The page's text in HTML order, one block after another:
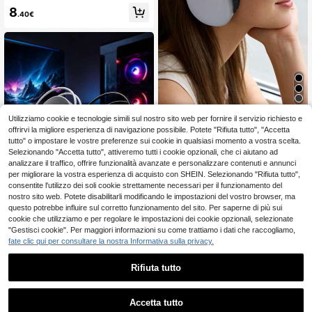
lari in memory foam morbido, cavo i
n nylon, colore alla moda nero/bian
le per un utilizzo prolungato, adatte
per gaming, musica e visione di vid
eo (compatibili con smartphone/lapt
op/console da gioco)
8.40€
AKKHOO Cuffie da gioco con driver
scia regolabile, controllo del volum
e, cuffie da gioco cablate over-ear,
compatibili con PC desktop e lapto
21
AKKHOO Cuffie senza fili, Jelly 5.3,
lunga durata della batteria, cuffie p
er ufficio e musica, cuffie senza fili
da gaming
23 left
15 .15€
1
Utilizziamo cookie e tecnologie simili sul nostro sito web per fornire il servizio richiesto e
offrirvi la migliore esperienza di navigazione possibile. Potete "Rifiuta tutto", "Accetta
tutto" o impostare le vostre preferenze sui cookie in qualsiasi momento a vostra scelta.
Selezionando "Accetta tutto", attiveremo tutti i cookie opzionali, che ci aiutano ad
analizzare il traffico, offrire funzionalità avanzate e personalizzare contenuti e annunci
per migliorare la vostra esperienza di acquisto con SHEIN. Selezionando "Rifiuta tutto",
consentite l'utilizzo dei soli cookie strettamente necessari per il funzionamento del
nostro sito web. Potete disabilitarli modificando le impostazioni del vostro browser, ma
questo potrebbe influire sul corretto funzionamento del sito. Per saperne di più sui
cookie che utilizziamo e per regolare le impostazioni dei cookie opzionali, selezionate
"Gestisci cookie". Per maggiori informazioni su come trattiamo i dati che raccogliamo,
fate clic qui per consultare la nostra Informativa sulla privacy.
Rifiuta tutto
Accetta tutto